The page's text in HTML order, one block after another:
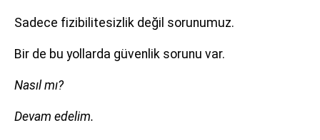
Sadece fizibilitesizlik değil sorunumuz.
Bir de bu yollarda güvenlik sorunu var.
Nasıl mı?
Devam edelim.